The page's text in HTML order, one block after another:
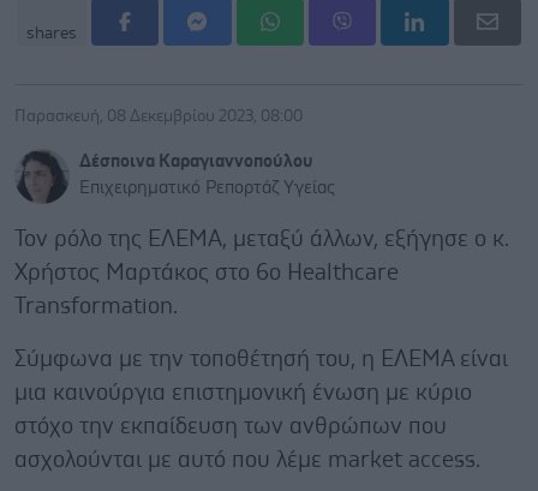
shares
Παρασκευή, 08 Δεκεμβρίου 2023, 08:00
Δέσποινα Καραγιαννοπούλου
Επιχειρηματικό Ρεπορτάζ Υγείας
Τον ρόλο της ΕΛΕΜΑ, μεταξύ άλλων, εξήγησε ο κ.
Χρήστος Μαρτάκος στο 6ο Healthcare
Transformation.
Σύμφωνα με την τοποθέτησή του, η EΛΕΜΑ είναι
μια καινούργια επιστημονική ένωση με κύριο
στόχο την εκπαίδευση των ανθρώπων που
ασχολούνται με αυτό που λέμε market access.